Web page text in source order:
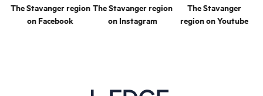
The Stavanger region
on Facebook
The Stavanger region
on Instagram
The Stavanger
region on Youtube